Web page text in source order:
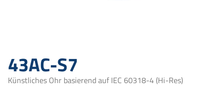
43AC-S7
Künstliches Ohr basierend auf IEC 60318-4 (Hi-Res)